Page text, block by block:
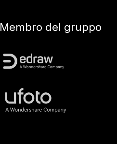
Membro del gruppo